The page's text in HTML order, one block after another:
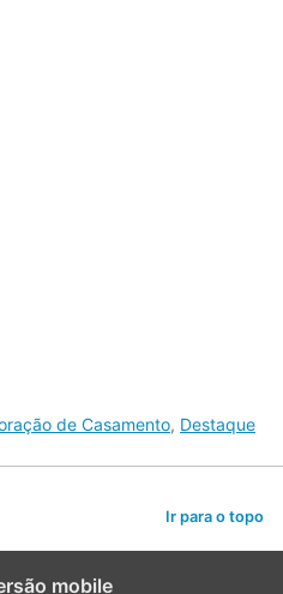
de Casamento, Destaque
Ir para o topo
mobile